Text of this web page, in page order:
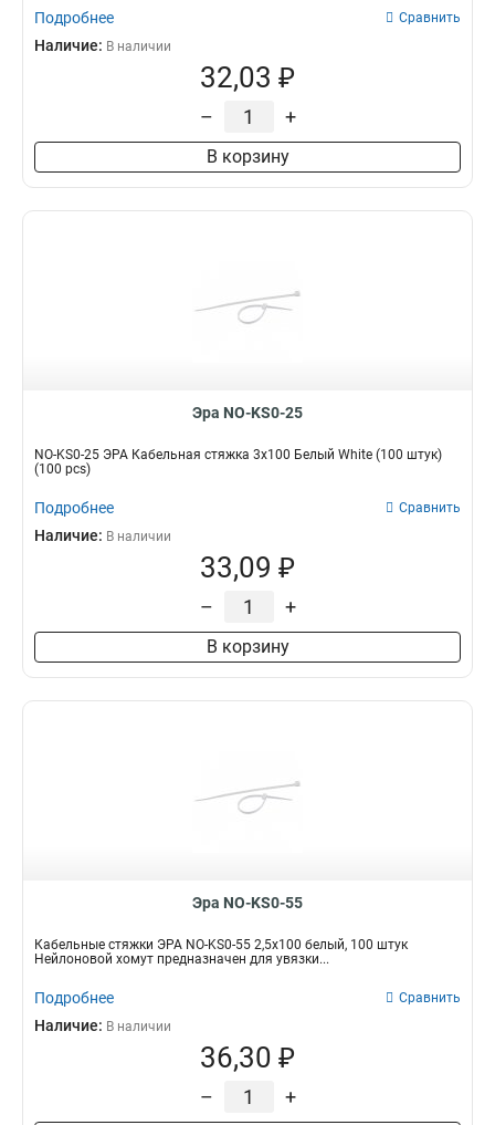
Подробнее Сравнить
Наличие: В наличии
32,03 ₽
– +
В корзину
Эра NO-KS0-25
NO-KS0-25 ЭРА Кабельная стяжка 3х100 Белый White (100 штук)
(100 pcs)
Подробнее Сравнить
Наличие: В наличии
33,09 ₽
– +
В корзину
Эра NO-KS0-55
Кабельные стяжки ЭРА NO-KS0-55 2,5х100 белый, 100 штук
Нейлоновой хомут предназначен для увязки...
Подробнее Сравнить
Наличие: В наличии
36,30 ₽
– +